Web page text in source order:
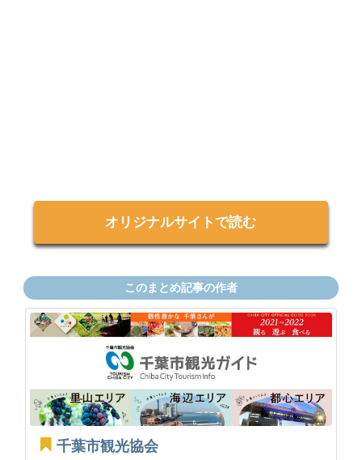
オリジナルサイトで読む
このまとめ記事の作者
千葉市観光協会